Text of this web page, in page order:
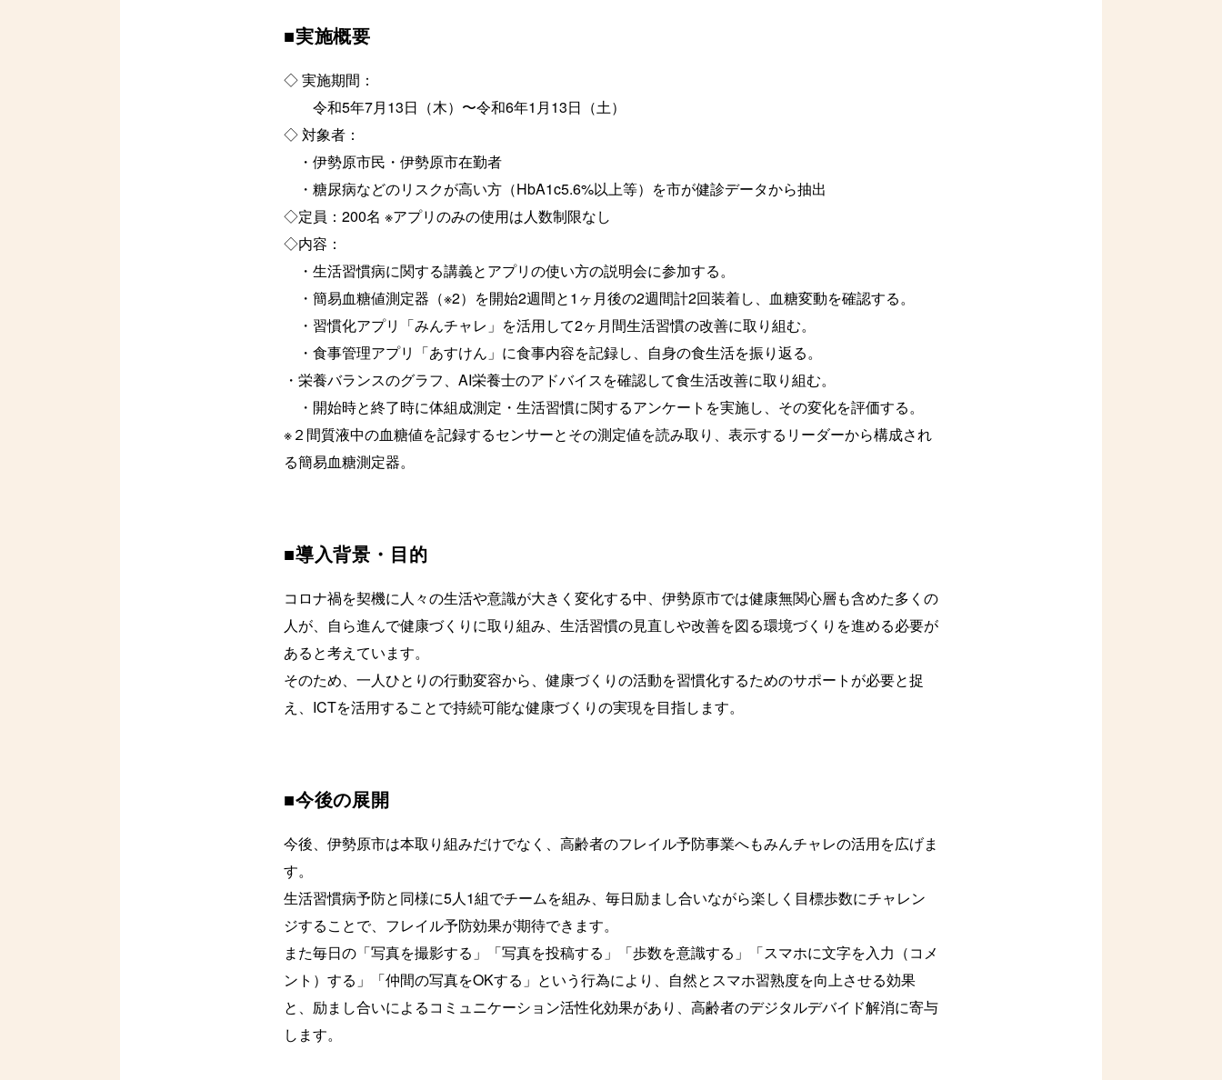
■実施概要
◇ 実施期間：
令和5年7月13日（木）〜令和6年1月13日（土）
◇ 対象者：
・伊勢原市民・伊勢原市在勤者
・糖尿病などのリスクが高い方（HbA1c5.6%以上等）を市が健診データから抽出
◇定員：200名 ※アプリのみの使用は人数制限なし
◇内容：
・生活習慣病に関する講義とアプリの使い方の説明会に参加する。
・簡易血糖値測定器（※2）を開始2週間と1ヶ月後の2週間計2回装着し、血糖変動を確認する。
・習慣化アプリ「みんチャレ」を活用して2ヶ月間生活習慣の改善に取り組む。
・食事管理アプリ「あすけん」に食事内容を記録し、自身の食生活を振り返る。
・栄養バランスのグラフ、AI栄養士のアドバイスを確認して食生活改善に取り組む。
・開始時と終了時に体組成測定・生活習慣に関するアンケートを実施し、その変化を評価する。
※２間質液中の血糖値を記録するセンサーとその測定値を読み取り、表示するリーダーから構成され
る簡易血糖測定器。
■導入背景・目的
コロナ禍を契機に人々の生活や意識が大きく変化する中、伊勢原市では健康無関心層も含めた多くの
人が、自ら進んで健康づくりに取り組み、生活習慣の見直しや改善を図る環境づくりを進める必要が
あると考えています。
そのため、一人ひとりの行動変容から、健康づくりの活動を習慣化するためのサポートが必要と捉
え、ICTを活用することで持続可能な健康づくりの実現を目指します。
■今後の展開
今後、伊勢原市は本取り組みだけでなく、高齢者のフレイル予防事業へもみんチャレの活用を広げま
す。
生活習慣病予防と同様に5人1組でチームを組み、毎日励まし合いながら楽しく目標歩数にチャレン
ジすることで、フレイル予防効果が期待できます。
また毎日の「写真を撮影する」「写真を投稿する」「歩数を意識する」「スマホに文字を入力（コメ
ント）する」「仲間の写真をOKする」という行為により、自然とスマホ習熟度を向上させる効果
と、励まし合いによるコミュニケーション活性化効果があり、高齢者のデジタルデバイド解消に寄与
します。